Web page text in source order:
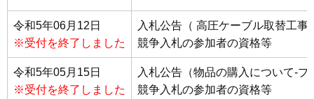
令和5年06月12日
※受付を終了しました
入札公告（ 高圧ケーブル取替工
競争入札の参加者の資格等
令和5年05月15日
※受付を終了しました
入札公告（物品の購入について-
競争入札の参加者の資格等